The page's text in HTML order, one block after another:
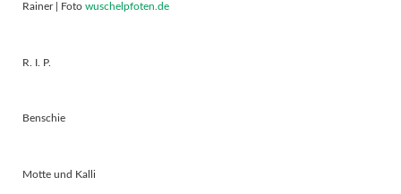
Rainer | Foto wuschelpfoten.de
R. I. P.
Benschie
Motte und Kalli